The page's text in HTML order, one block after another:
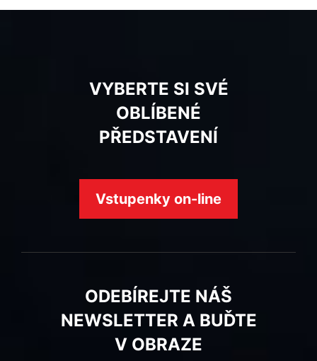
VYBERTE SI SVÉ
OBLÍBENÉ
PŘEDSTAVENÍ
Vstupenky on-line
ODEBÍREJTE NÁŠ
NEWSLETTER A BUĎTE
V OBRAZE